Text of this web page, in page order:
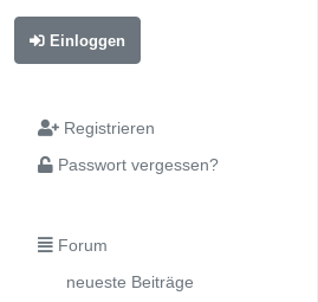
Einloggen
Registrieren
Passwort vergessen?
Forum
neueste Beiträge